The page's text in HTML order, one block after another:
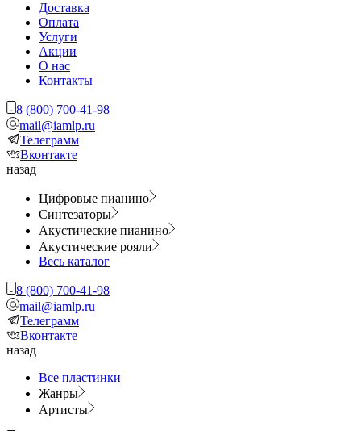
Доставка
Оплата
Услуги
Акции
О нас
Контакты
8 (800) 700-41-98
mail@iamlp.ru
Телеграмм
Вконтакте
назад
Цифровые пианино
Синтезаторы
Акустические пианино
Акустические рояли
Весь каталог
8 (800) 700-41-98
mail@iamlp.ru
Телеграмм
Вконтакте
назад
Все пластинки
Жанры
Артисты